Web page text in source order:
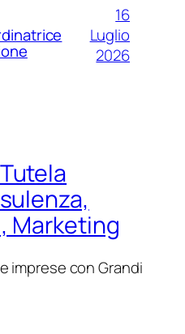
16
Luglio
2026
Marketing
imprese con Grandi